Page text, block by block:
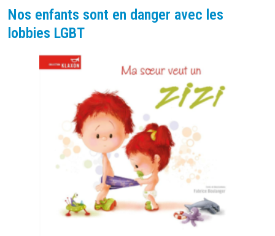
DU
VICE
Nos enfants sont en danger avec les
lobbies LGBT